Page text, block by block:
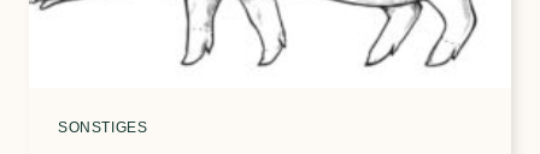
SONSTIGES